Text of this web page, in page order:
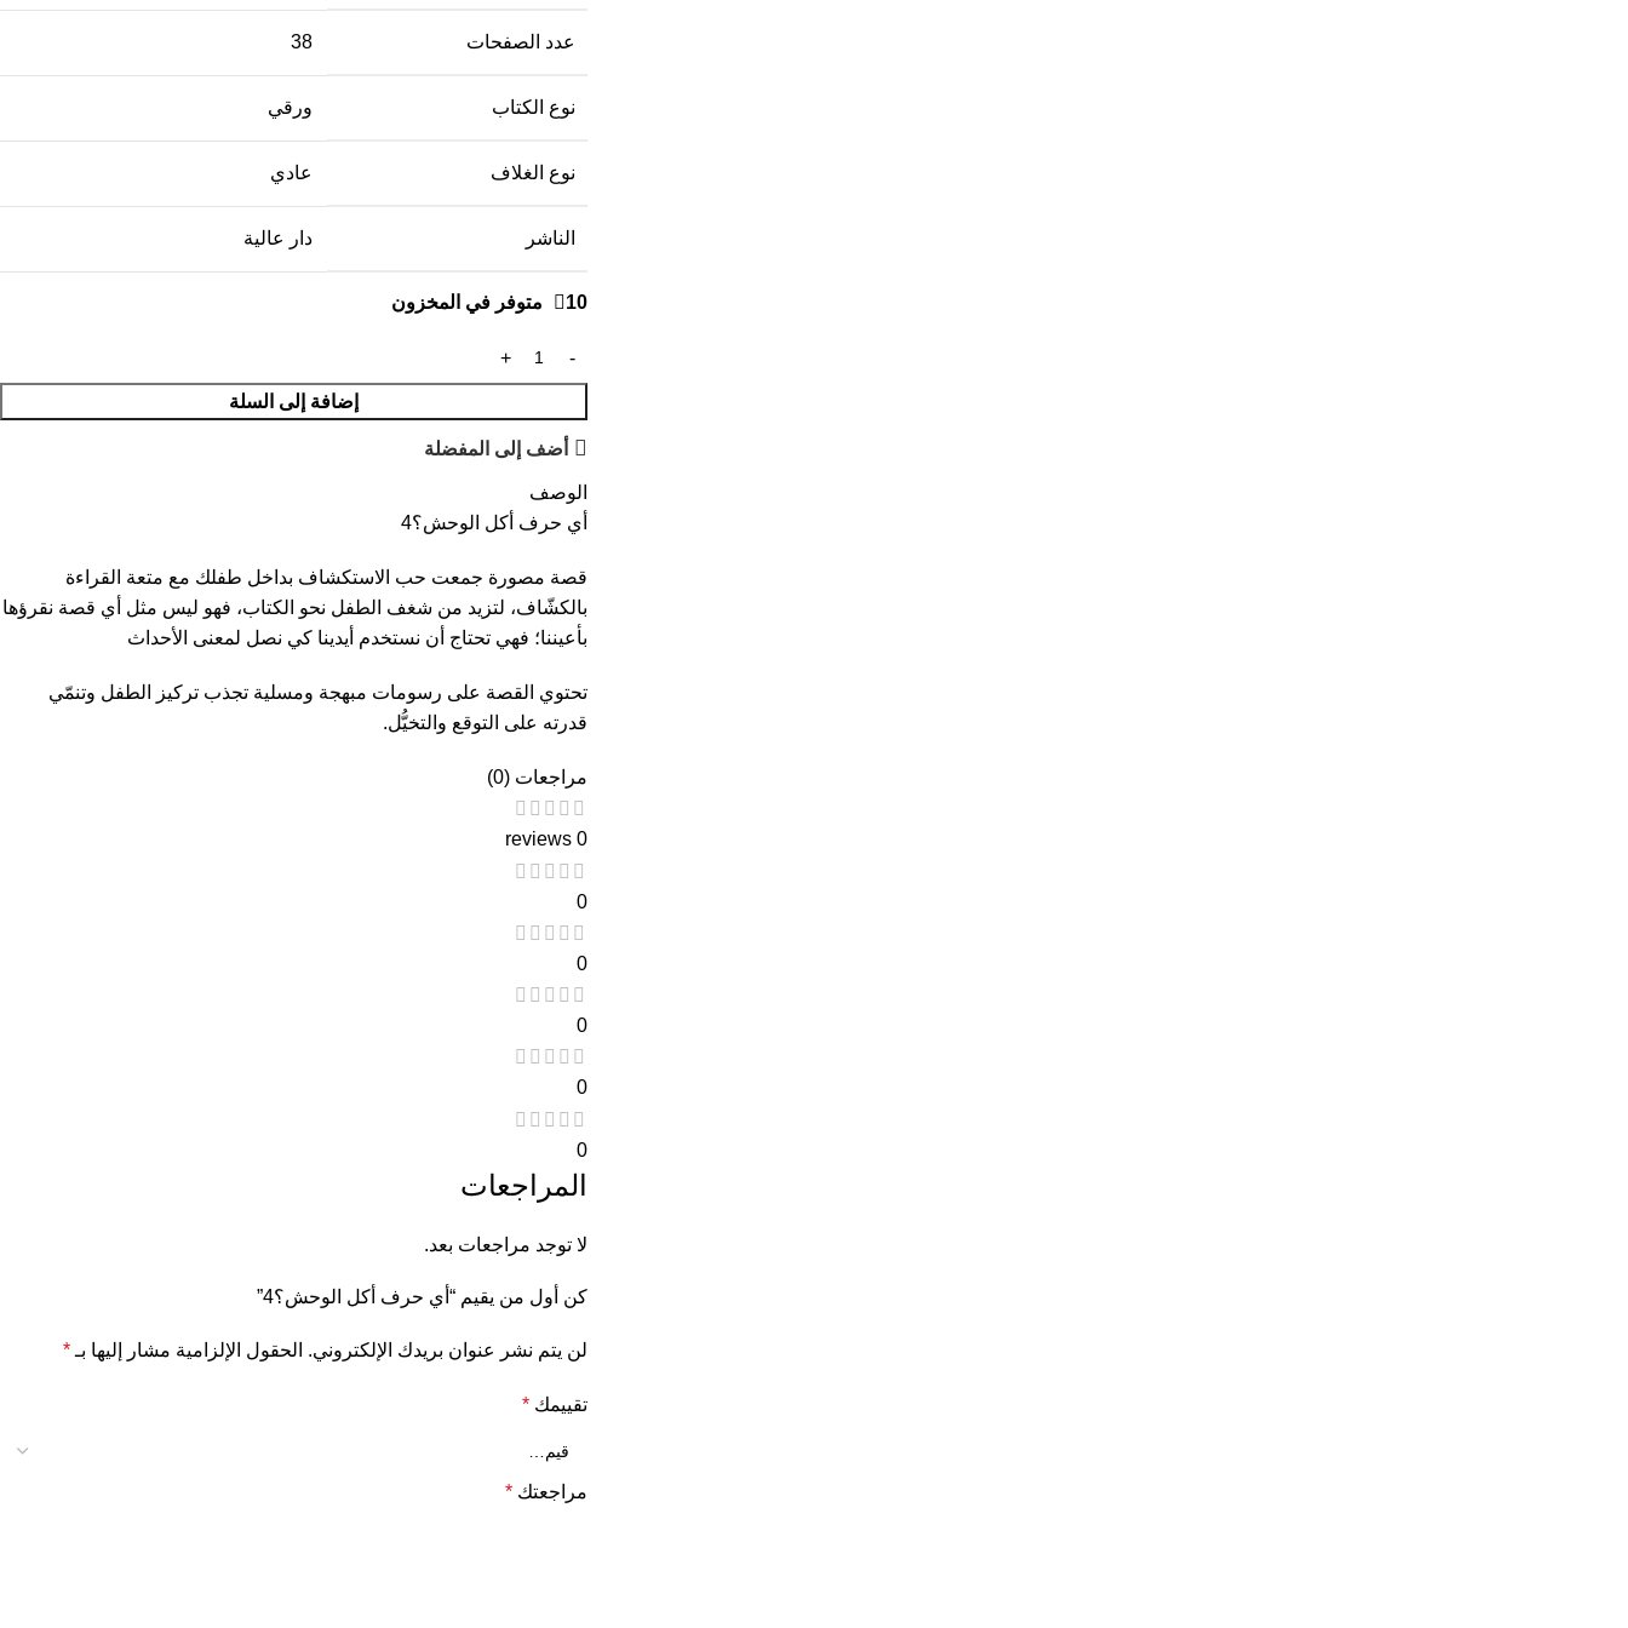
عدد الصفحات 38
نوع الكتاب ورقي
نوع الغلاف عادي
الناشر دار عالية
10 متوفر في المخزون
إضافة إلى السلة
أضف إلى المفضلة
الوصف
أي حرف أكل الوحش؟4
قصة مصورة جمعت حب الاستكشاف بداخل طفلك مع متعة القراءة
بالكشّاف، لتزيد من شغف الطفل نحو الكتاب، فهو ليس مثل أي قصة نقرؤها
بأعيننا؛ فهي تحتاج أن نستخدم أيدينا كي نصل لمعنى الأحداث
تحتوي القصة على رسومات مبهجة ومسلية تجذب تركيز الطفل وتنمّي
قدرته على التوقع والتخيُّل.
مراجعات (0)
0 reviews
0
0
0
0
0
المراجعات
لا توجد مراجعات بعد.
كن أول من يقيم “أي حرف أكل الوحش؟4”
لن يتم نشر عنوان بريدك الإلكتروني. الحقول الإلزامية مشار إليها بـ *
تقييمك *
مراجعتك *